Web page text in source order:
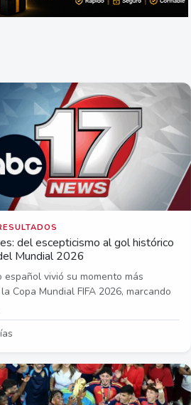
del escepticismo al gol histórico
Mundial 2026
español vivió su momento más
Copa Mundial FIFA 2026, marcando